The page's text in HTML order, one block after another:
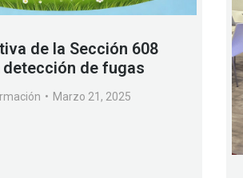
de la Sección 608
detección de fugas
Marzo 21, 2025